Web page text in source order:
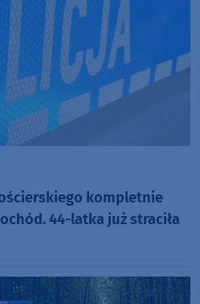
kompletnie
44-latka już straciła